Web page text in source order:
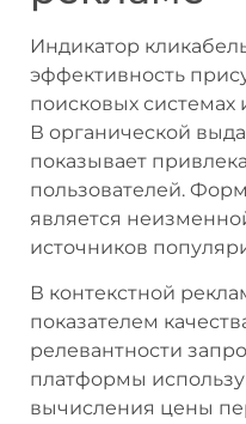
Индикатор
эффективность
поисковых системах
В органической
показывает
пользователей.
является
источников
В контекстной
показателем
релевантности
платформы
вычисления цены